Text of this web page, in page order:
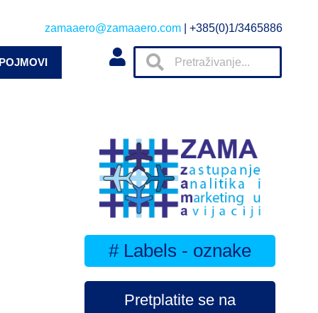
zamaaero@zamaaero.com | +385(0)1/3465886
# Labels - oznake
Pretplatite se na